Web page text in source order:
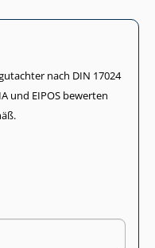
nach DIN 17024
und EIPOS bewerten